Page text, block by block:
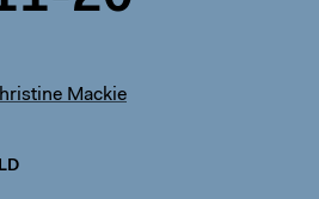
Mackie